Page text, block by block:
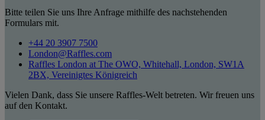
Bitte teilen Sie uns Ihre Anfrage mithilfe des nachstehenden
Formulars mit.
+44 20 3907 7500
London@Raffles.com
Raffles London at The OWO, Whitehall, London, SW1A
2BX, Vereinigtes Königreich
Vielen Dank, dass Sie unsere Raffles-Welt betreten. Wir freuen uns
auf den Kontakt.